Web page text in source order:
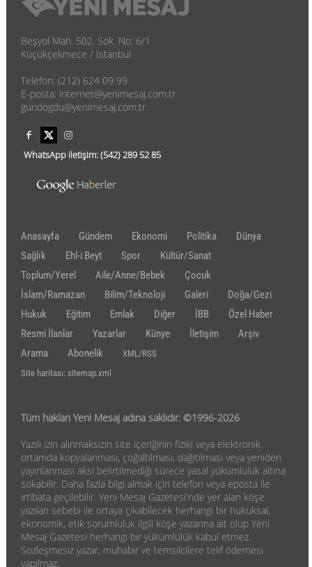
Beşyol Mah. 502. Sok. No: 6/1
Küçükçekmece / İstanbul
Telefon: (212) 624 09 99
E-posta: internet@yenimesaj.com.tr
gundogdu@yenimesaj.com.tr
WhatsApp iletişim:(542)289 52 85
Anasayfa Gündem Ekonomi Politika
Dünya
Sağlık
Ehl-i Beyt Spor
Kültür/Sanat
Toplum/Yerel
Aile/Anne/Bebek
Çocuk
İslam/Ramazan
Bilim/Teknoloji Galeri
Doğa/Gezi
Hukuk
Eğitim Emlak Diğer İBB
Özel Haber
Resmi İlanlar
Yazarlar Künye İletişim
Arşiv
Arama
Abonelik
XML/RSS
Site haritası: sitemap.xml
Tüm hakları Yeni Mesaj adına saklıdır: ©1996-2026
Yazılı izin alınmaksızın site içeriğinin fiziki veya elektronik
ortamda kopyalanması, çoğaltılması, dağıtılması veya yeniden
yayınlanması aksi belirtilmediği sürece yasal yükümlülük altına
sokabilir. Daha fazla bilgi almak için telefon veya eposta ile
irtibata geçilebilir. Yeni Mesaj Gazetesi'nde yer alan köşe
yazıları sebebi ile ortaya çıkabilecek herhangi bir hukuksal,
ekonomik, etik sorumluluk ilgili köşe yazarına ait olup Yeni
Mesaj Gazetesi herhangi bir yükümlülük kabul etmez.
Sözleşmesiz yazar, muhabir ve temsilcilere telif ödemesi
yapılmaz.